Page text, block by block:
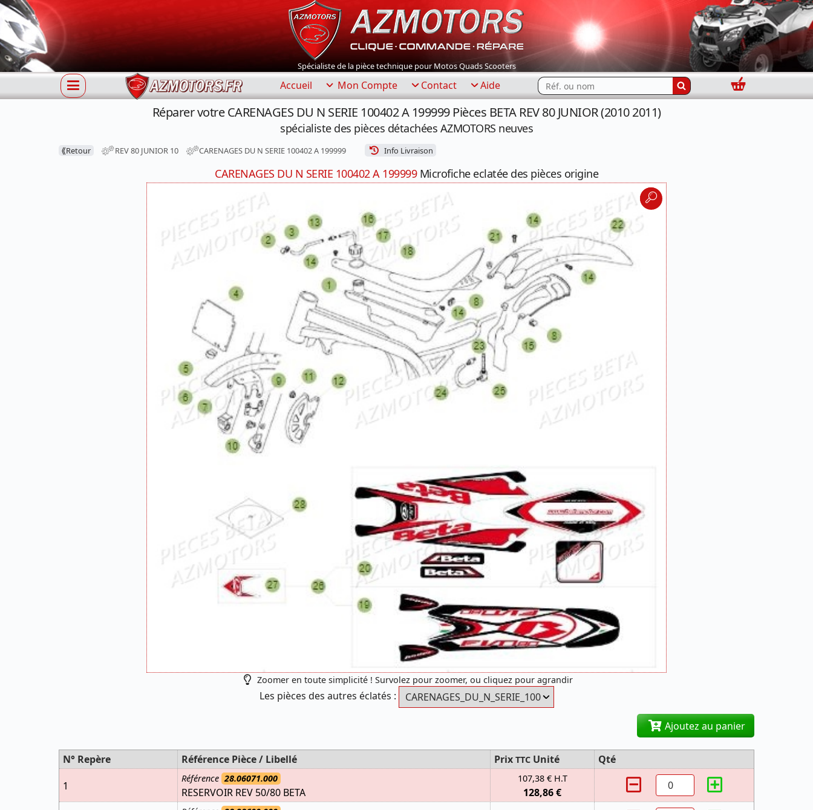
Spécialiste de la pièce technique pour Motos Quads Scooters
Accueil Mon Compte Contact Aide Rechercher...
Panier
Réparer votre CARENAGES DU N SERIE 100402 A 199999 Pièces BETA REV 80 JUNIOR (2010 2011)
spécialiste des pièces détachées AZMOTORS neuves
⟪Retour REV 80 JUNIOR 10 CARENAGES DU N SERIE 100402 A 199999 Info Livraison
CARENAGES DU N SERIE 100402 A 199999Microfiche eclatée des pièces origine
Zoomer en toute simplicité ! Survolez pour zoomer, ou cliquez pour agrandir
Les pièces des autres éclatés :
Ajoutez au panier
N° Repère Référence Pièce / Libellé Prix TTC Unité
Qté
1
Référence 28.06071.000
RESERVOIR REV 50/80 BETA
107,38 € H.T
128,86 €